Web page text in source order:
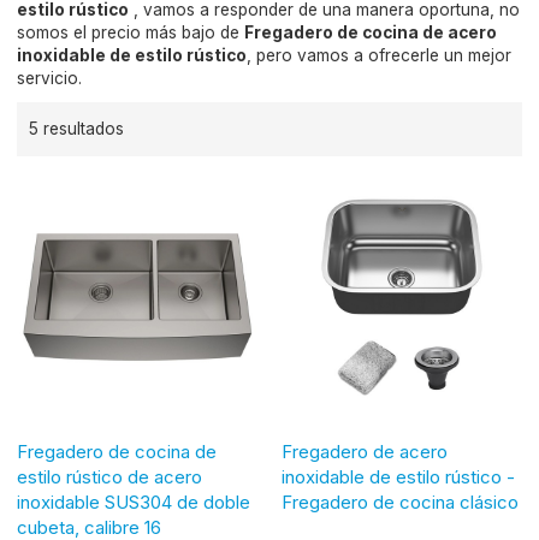
estilo rústico , vamos a responder de una manera oportuna, no
somos el precio más bajo de Fregadero de cocina de acero
inoxidable de estilo rústico , pero vamos a ofrecerle un mejor
servicio.
5 resultados
Fregadero de cocina de
estilo rústico de acero
inoxidable SUS304 de doble
cubeta, calibre 16
Fregadero de acero
inoxidable de estilo rústico -
Fregadero de cocina clásico